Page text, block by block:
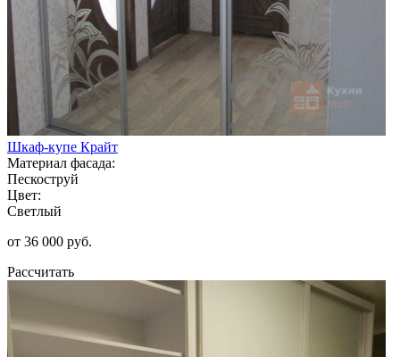
Шкаф-купе Крайт
Материал фасада:
Пескоструй
Цвет:
Светлый
от 36 000 руб.
Рассчитать